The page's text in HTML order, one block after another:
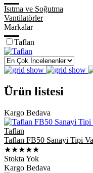
Isıtma ve Soğutma
Vantilatörler
Markalar
Taflan
Ürün listesi
Kargo Bedava
Taflan
Taflan FB50 Sanayi Tipi
★★★★★
Stokta Yok
Kargo Bedava